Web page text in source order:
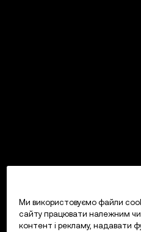
Ми використовуємо файли
сайту працювати належним
контент і рекламу, надавати